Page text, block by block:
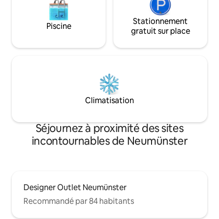
Piscine
Stationnement
gratuit sur place
Climatisation
Séjournez à proximité des sites
incontournables de Neumünster
Designer Outlet Neumünster
Recommandé par 84 habitants